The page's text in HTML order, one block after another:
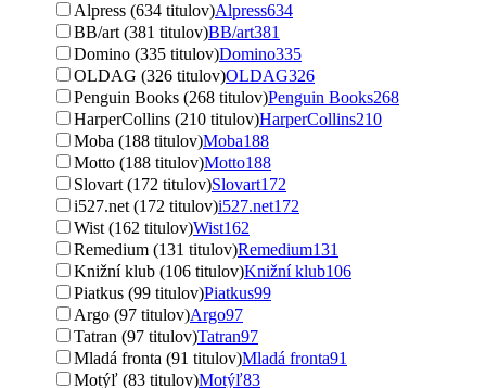
Alpress (634 titulov)Alpress634
BB/art (381 titulov)BB/art381
Domino (335 titulov)Domino335
OLDAG (326 titulov)OLDAG326
Penguin Books (268 titulov)Penguin Books268
HarperCollins (210 titulov)HarperCollins210
Moba (188 titulov)Moba188
Motto (188 titulov)Motto188
Slovart (172 titulov)Slovart172
i527.net (172 titulov)i527.net172
Wist (162 titulov)Wist162
Remedium (131 titulov)Remedium131
Knižní klub (106 titulov)Knižní klub106
Piatkus (99 titulov)Piatkus99
Argo (97 titulov)Argo97
Tatran (97 titulov)Tatran97
Mladá fronta (91 titulov)Mladá fronta91
Motýľ (83 titulov)Motýľ83